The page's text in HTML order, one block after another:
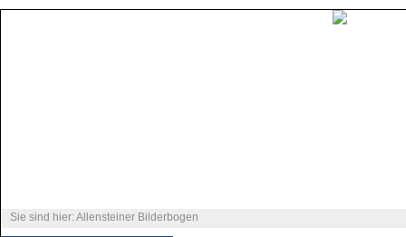
Sie sind hier: Allensteiner Bilderbogen